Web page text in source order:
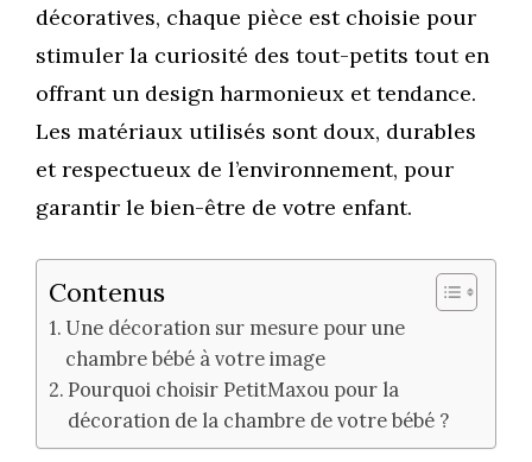
décoratives, chaque pièce est choisie pour
stimuler la curiosité des tout-petits tout en
offrant un design harmonieux et tendance.
Les matériaux utilisés sont doux, durables
et respectueux de l’environnement, pour
garantir le bien-être de votre enfant.
Contenus
Une décoration sur mesure pour une
chambre bébé à votre image
Pourquoi choisir PetitMaxou pour la
décoration de la chambre de votre bébé ?